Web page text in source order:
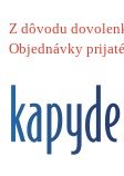
Z dôvodu
Objednávky